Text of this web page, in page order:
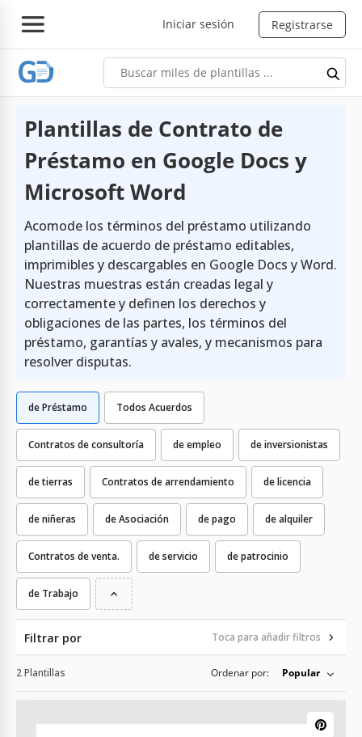
Iniciar sesión Registrarse
Plantillas de Contrato de
Préstamo en Google Docs y
Microsoft Word
Acomode los términos del préstamo utilizando
plantillas de acuerdo de préstamo editables,
imprimibles y descargables en Google Docs y Word.
Nuestras muestras están creadas legal y
correctamente y definen los derechos y
obligaciones de las partes, los términos del
préstamo, garantías y avales, y mecanismos para
resolver disputas.
Todos Acuerdos
Contratos de consultoría de empleo de inversionistas
de tierras Contratos de arrendamiento de licencia
de Préstamo
de niñeras de Asociación de pago de alquiler
Contratos de venta. de servicio de patrocinio
de Trabajo
Filtrar por Toca para añadir filtros
2 Plantillas Ordenar por: Popular